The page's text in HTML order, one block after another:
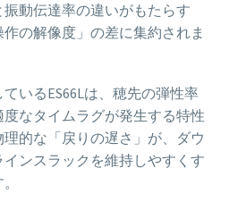
動伝達率の違いがもたらす
作の解像度」の差に集約されま
いるES66Lは、穂先の弾性率
なタイムラグが発生する特性
的な「戻りの遅さ」が、ダウ
ンスラックを維持しやすくす